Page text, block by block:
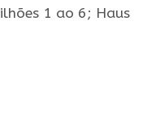
1 ao 6; Haus